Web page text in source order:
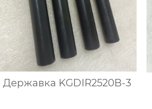
Державка KGDIR2520B-3